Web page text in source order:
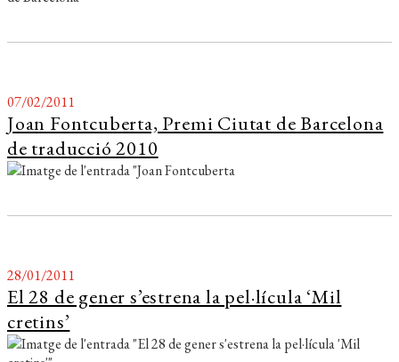
07/02/2011
Joan Fontcuberta, Premi Ciutat de Barcelona
de traducció 2010
28/01/2011
El 28 de gener s’estrena la pel·lícula ‘Mil
cretins’